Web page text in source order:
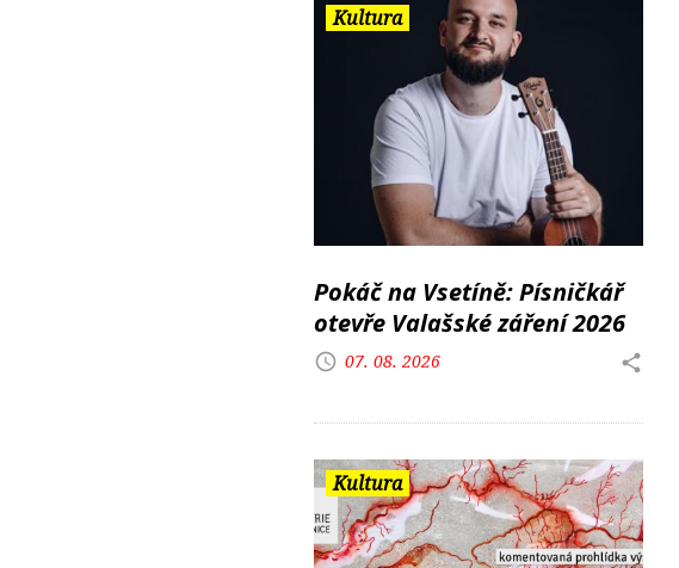
Kultura
Pokáč na Vsetíně: Písničkář
otevře Valašské záření 2026
07. 08. 2026
Kultura